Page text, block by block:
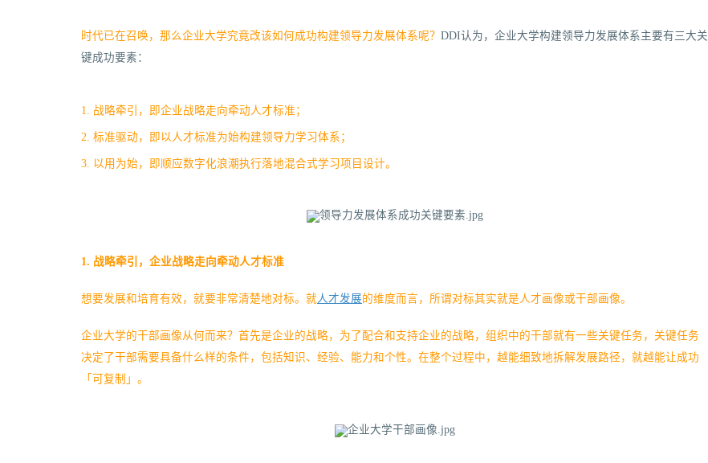
时代已在召唤，那么企业大学究竟改该如何成功构建领导力发展体系呢？ DDI认为，企业大学构建领导力发展体系主要有三大关
键成功要素：
1. 战略牵引，即企业战略走向牵动人才标准；
2. 标准驱动，即以人才标准为始构建领导力学习体系；
3. 以用为始，即顺应数字化浪潮执行落地混合式学习项目设计。
1. 战略牵引，企业战略走向牵动人才标准
想要发展和培育有效，就要非常清楚地对标。就人才发展的维度而言，所谓对标其实就是人才画像或干部画像。
企业大学的干部画像从何而来？首先是企业的战略，为了配合和支持企业的战略，组织中的干部就有一些关键任务，关键任务
决定了干部需要具备什么样的条件，包括知识、经验、能力和个性。在整个过程中，越能细致地拆解发展路径，就越能让成功
「可复制」。